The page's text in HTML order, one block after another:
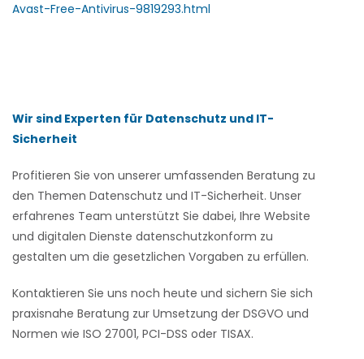
Avast-Free-Antivirus-9819293.html
Wir sind Experten für Datenschutz und IT-
Sicherheit
Profitieren Sie von unserer umfassenden Beratung zu
den Themen Datenschutz und IT-Sicherheit. Unser
erfahrenes Team unterstützt Sie dabei, Ihre Website
und digitalen Dienste datenschutzkonform zu
gestalten um die gesetzlichen Vorgaben zu erfüllen.
Kontaktieren Sie uns noch heute und sichern Sie sich
praxisnahe Beratung zur Umsetzung der DSGVO und
Normen wie ISO 27001, PCI-DSS oder TISAX.